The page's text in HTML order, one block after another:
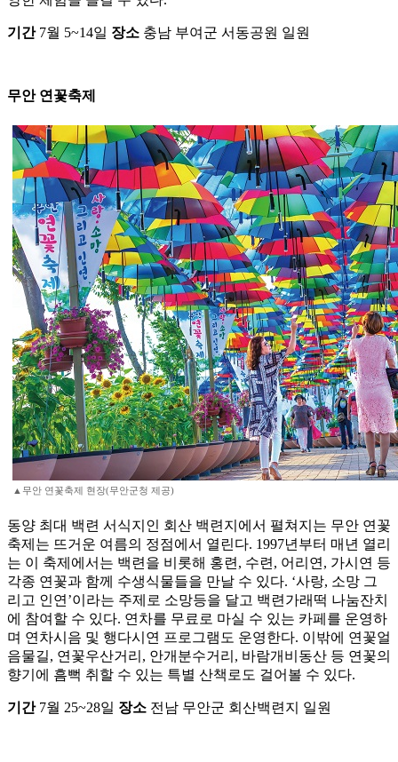
기간7월 5~14일 장소 충남 부여군 서동공원 일원
무안 연꽃축제
▲무안 연꽃축제 현장(무안군청 제공)
동양 최대 백련 서식지인 회산 백련지에서 펼쳐지는 무안 연꽃
축제는 뜨거운 여름의 정점에서 열린다. 1997년부터 매년 열리
는 이 축제에서는 백련을 비롯해 홍련, 수련, 어리연, 가시연 등
각종 연꽃과 함께 수생식물들을 만날 수 있다. ‘사랑, 소망 그
리고 인연’이라는 주제로 소망등을 달고 백련가래떡 나눔잔치
에 참여할 수 있다. 연차를 무료로 마실 수 있는 카페를 운영하
며 연차시음 및 행다시연 프로그램도 운영한다. 이밖에 연꽃얼
음물길, 연꽃우산거리, 안개분수거리, 바람개비동산 등 연꽃의
향기에 흠뻑 취할 수 있는 특별 산책로도 걸어볼 수 있다.
기간7월 25~28일 장소 전남 무안군 회산백련지 일원